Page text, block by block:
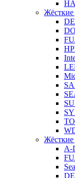
Жёсткие
Жёсткие
A-